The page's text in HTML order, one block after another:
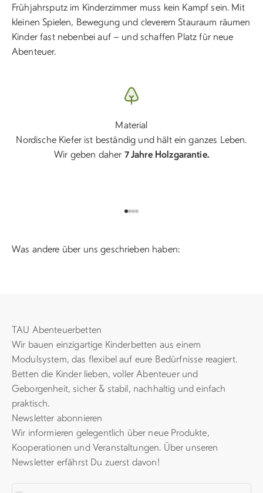
Frühjahrsputz im Kinderzimmer muss kein Kampf sein. Mit
kleinen Spielen, Bewegung und cleverem Stauraum räumen
Kinder fast nebenbei auf – und schaffen Platz für neue
Abenteuer.
Material
Nordische Kiefer ist beständig und hält ein ganzes Leben.
Wir geben daher 7 Jahre Holzgarantie.
Was andere über uns geschrieben haben:
TAU Abenteuerbetten
Wir bauen einzigartige Kinderbetten aus einem
Modulsystem, das flexibel auf eure Bedürfnisse reagiert.
Betten die Kinder lieben, voller Abenteuer und
Geborgenheit, sicher & stabil, nachhaltig und einfach
praktisch.
Newsletter abonnieren
Wir informieren gelegentlich über neue Produkte,
Kooperationen und Veranstaltungen. Über unseren
Newsletter erfährst Du zuerst davon!